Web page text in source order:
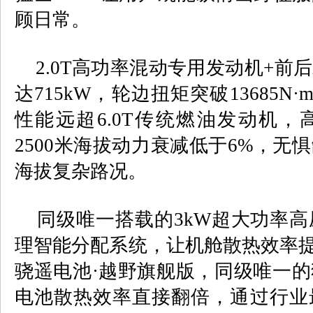
顾日常。
2.0T高功率混动专用发动机+前
达715kW，轮边扭矩突破 13685N·m
性能远超 6.0T传统燃油发动机，
2500米海拔动力衰减低于6% ，无
海拔复杂路况。
同级唯一搭载的3kW超大功率
理智能分配系统，让机舱散热效率
骁遥电池·越野旗舰版，同级唯一
电池散热效率直接翻倍，通过行